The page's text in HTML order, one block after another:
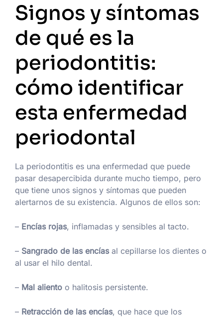
Signos y síntomas
de qué es la
periodontitis:
cómo identificar
esta enfermedad
periodontal
La periodontitis es una enfermedad que puede
pasar desapercibida durante mucho tiempo, pero
que tiene unos signos y síntomas que pueden
alertarnos de su existencia. Algunos de ellos son:
– Encías rojas, inflamadas y sensibles al tacto.
– Sangrado de las encíasal cepillarse los dientes o
al usar el hilo dental.
– Mal aliento o halitosis persistente.
– Retracción de las encías, que hace que los